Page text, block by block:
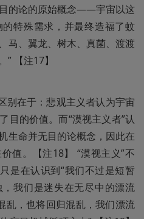
的论的原始概念——宇宙以这
特殊需求，并最终造福了蚊
马、翼龙、树木、真菌、渡渡
【注17】
别在于：悲观主义者认为宇宙
目的价值。而“漠视主义者”认
生命并无目的论概念，因此在
值。【注18】 “漠视主义”不
是在认识到“我们不过是短暂
我们是迷失在无尽中的漂流
，也将回归混乱，我们漂流